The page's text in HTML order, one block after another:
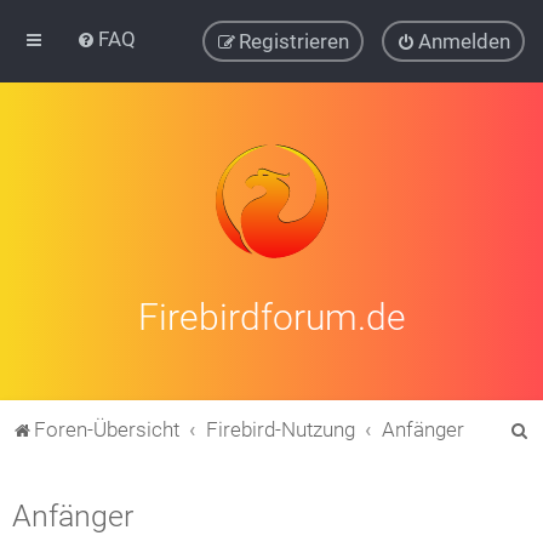
FAQ Anmelden
Registrieren
Firebirdforum.de
Foren-Übersicht Firebird-Nutzung Anfänger
Anfänger